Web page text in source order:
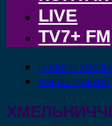
LIVE
TV7+ FM
НОВИНИ
ХМЕЛЬНИЦЬКИЙ